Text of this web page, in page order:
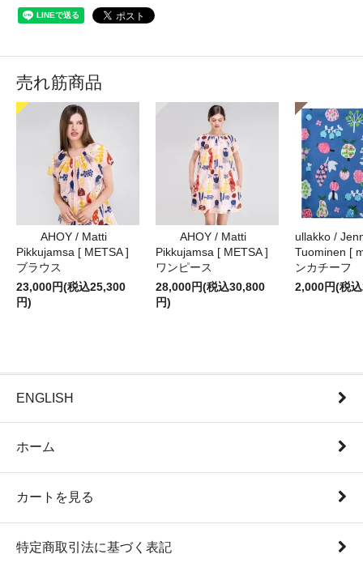
売れ筋商品
AHOY / Matti
Pikkujamsa [ METSA ]
ブラウス
23,000円(税込25,300
円)
AHOY / Matti
Pikkujamsa [ METSA ]
ワンピース
28,000円(税込30,800
円)
ullakko /
Tuominen [
ンカチーフ
2,000円(税
ENGLISH
ホーム
カートを見る
特定商取引法に基づく表記